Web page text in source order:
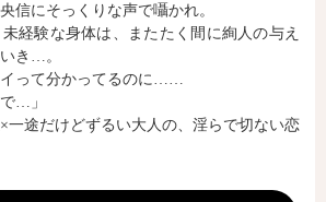
コミックパルフェ
コミックエッセイ
信にそっくりな声で囁かれ。
経験な身体は、またたく間に絢人の与え
き…。
って分かってるのに……
…」
一途だけどずるい大人の、淫らで切ない恋